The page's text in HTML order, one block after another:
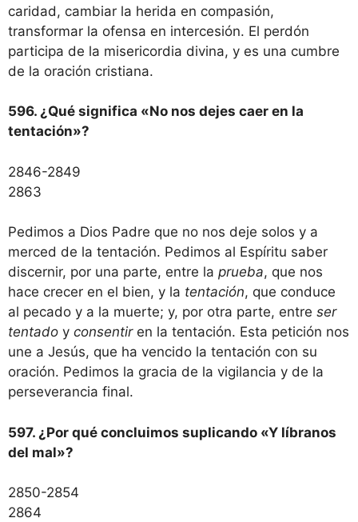
caridad, cambiar la herida en compasión,
transformar la ofensa en intercesión. El perdón
participa de la misericordia divina, y es una cumbre
de la oración cristiana.
596. ¿Qué significa «No nos dejes caer en la
tentación»?
2846-2849
2863
Pedimos a Dios Padre que no nos deje solos y a
merced de la tentación. Pedimos al Espíritu saber
discernir, por una parte, entre la prueba, que nos
hace crecer en el bien, y la tentación, que conduce
al pecado y a la muerte; y, por otra parte, entre ser
tentado y consentiren la tentación. Esta petición nos
une a Jesús, que ha vencido la tentación con su
oración. Pedimos la gracia de la vigilancia y de la
perseverancia final.
597. ¿Por qué concluimos suplicando «Y líbranos
del mal»?
2850-2854
2864